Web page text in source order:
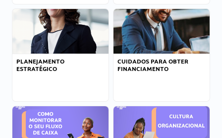
PLANEJAMENTO
ESTRATÉGICO
CUIDADOS PARA OBTER
FINANCIAMENTO